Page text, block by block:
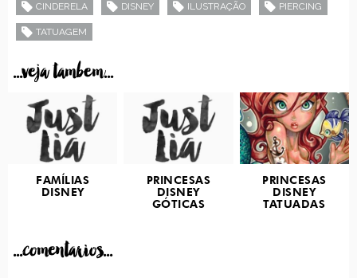
CINDERELA DISNEY ILUSTRAÇÃO PIERCING
TATUAGEM
...veja tambem...
FAMÍLIAS
DISNEY
PRINCESAS
DISNEY
GÓTICAS
PRINCESAS
DISNEY
TATUADAS
...comentarios...